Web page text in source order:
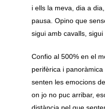
i ells la meva, dia a
pausa. Opino que
sigui amb cavalls,
Confio al 500% en el
perifèrica i
senten les emocions
on jo no puc arribar,